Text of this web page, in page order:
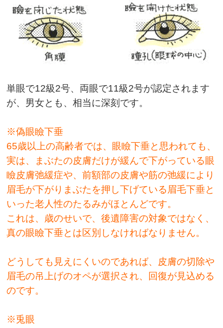
単眼で12級2号、両眼で11級2号が認定されます
が、男女とも、相当に深刻です。
※偽眼瞼下垂
65歳以上の高齢者では、眼瞼下垂と思われても、
実は、まぶたの皮膚だけが緩んで下がっている眼
瞼皮膚弛緩症や、前額部の皮膚や筋の弛緩により
眉毛が下がりまぶたを押し下げている眉毛下垂と
いった老人性のたるみがほとんどです。
これは、歳のせいで、後遺障害の対象ではなく、
真の眼瞼下垂とは区別しなければなりません。
どうしても見えにくいのであれば、皮膚の切除や
眉毛の吊上げのオペが選択され、回復が見込める
のです。
※兎眼